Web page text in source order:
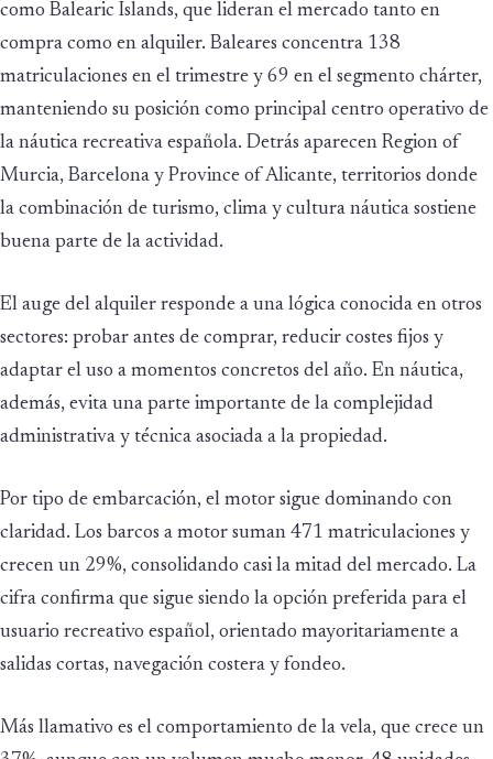
como Balearic Islands, que lideran el mercado tanto en
compra como en alquiler. Baleares concentra 138
matriculaciones en el trimestre y 69 en el segmento chárter,
manteniendo su posición como principal centro operativo de
la náutica recreativa española. Detrás aparecen Region of
Murcia, Barcelona y Province of Alicante, territorios donde
la combinación de turismo, clima y cultura náutica sostiene
buena parte de la actividad.
El auge del alquiler responde a una lógica conocida en otros
sectores: probar antes de comprar, reducir costes fijos y
adaptar el uso a momentos concretos del año. En náutica,
además, evita una parte importante de la complejidad
administrativa y técnica asociada a la propiedad.
Por tipo de embarcación, el motor sigue dominando con
claridad. Los barcos a motor suman 471 matriculaciones y
crecen un 29%, consolidando casi la mitad del mercado. La
cifra confirma que sigue siendo la opción preferida para el
usuario recreativo español, orientado mayoritariamente a
salidas cortas, navegación costera y fondeo.
Más llamativo es el comportamiento de la vela, que crece un